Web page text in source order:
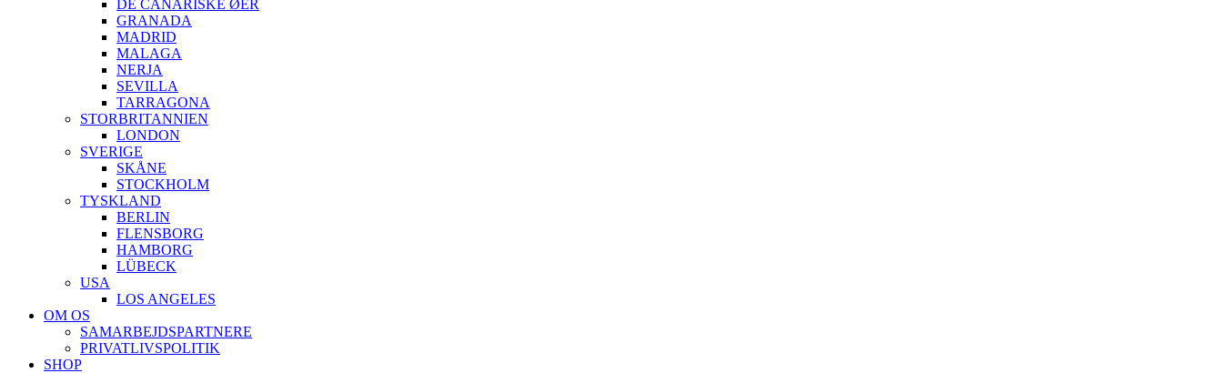
DE CANARISKE ØER
GRANADA
MADRID
MALAGA
NERJA
SEVILLA
TARRAGONA
STORBRITANNIEN
LONDON
SVERIGE
SKÅNE
STOCKHOLM
TYSKLAND
BERLIN
FLENSBORG
HAMBORG
LÜBECK
USA
LOS ANGELES
OM OS
SAMARBEJDSPARTNERE
PRIVATLIVSPOLITIK
SHOP